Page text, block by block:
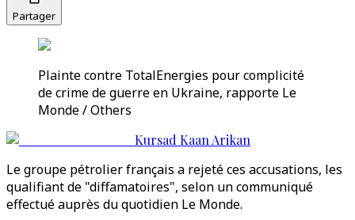
Partager
Plainte contre TotalEnergies pour complicité
de crime de guerre en Ukraine, rapporte Le
Monde / Others
Kursad Kaan Arikan
Le groupe pétrolier français a rejeté ces accusations, les
qualifiant de "diffamatoires", selon un communiqué
effectué auprès du quotidien Le Monde.